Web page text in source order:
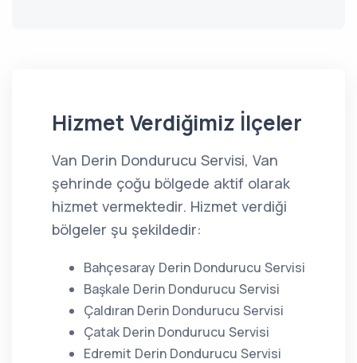
Hizmet Verdiğimiz İlçeler
Van Derin Dondurucu Servisi, Van
şehrinde çoğu bölgede aktif olarak
hizmet vermektedir. Hizmet verdiği
bölgeler şu şekildedir:
Bahçesaray Derin Dondurucu Servisi
Başkale Derin Dondurucu Servisi
Çaldıran Derin Dondurucu Servisi
Çatak Derin Dondurucu Servisi
Edremit Derin Dondurucu Servisi